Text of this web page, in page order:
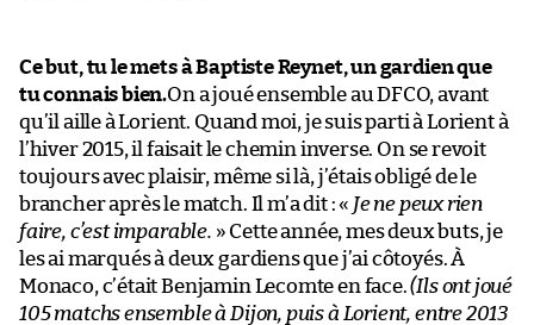
Ce but, tu le mets à Baptiste Reynet, un gardien que
tu connais bien.On a joué ensemble au DFCO, avant
qu’il aille à Lorient. Quand moi, je suis parti à Lorient à
l’hiver 2015, il faisait le chemin inverse. On se revoit
toujours avec plaisir, même si là, j’étais obligé de le
brancher après le match. Il m’a dit : « Je ne peux rien
faire, c’est imparable. » Cette année, mes deux buts, je
les ai marqués à deux gardiens que j’ai côtoyés. À
Monaco, c’était Benjamin Lecomte en face.(Ils ont joué
105 matchs ensemble à Dijon, puis à Lorient, entre 2013